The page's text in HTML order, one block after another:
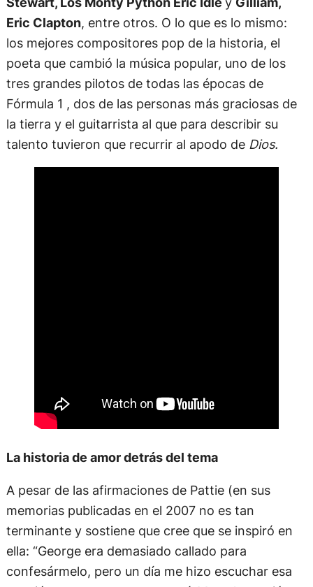
Eric Clapton, entre otros. O lo que es lo mismo:
los mejores compositores pop de la historia, el
poeta que cambió la música popular, uno de los
tres grandes pilotos de todas las épocas de
Fórmula 1 , dos de las personas más graciosas de
la tierra y el guitarrista al que para describir su
talento tuvieron que recurrir al apodo de Dios.
La historia de amor detrás del tema
A pesar de las afirmaciones de Pattie (en sus
memorias publicadas en el 2007 no es tan
terminante y sostiene que cree que se inspiró en
ella: “George era demasiado callado para
confesármelo, pero un día me hizo escuchar esa